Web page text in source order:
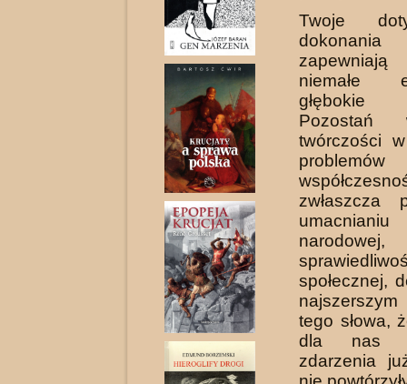
Twoje
zapewniają
niemałe
głębokie
Pozostań
twórczości
problemów
zwłaszcza
narodowej,
społecznej,
tego słowa,
dla nas
zdarzenia